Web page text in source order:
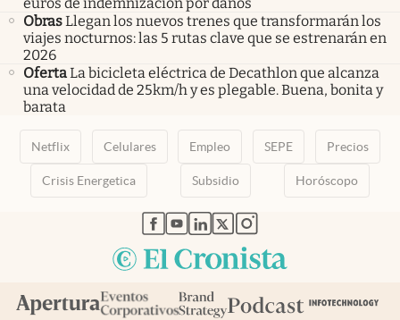
ObrasLlegan los nuevos trenes que transformarán los
viajes nocturnos: las 5 rutas clave que se estrenarán en
2026
OfertaLa bicicleta eléctrica de Decathlon que alcanza
una velocidad de 25km/h y es plegable. Buena, bonita y
barata
Netflix Celulares Empleo SEPE Precios
Crisis Energetica Subsidio Horóscopo
abre en nueva pestaña
abre en nueva pestaña
abre en nueva pestaña
abre en nueva pestaña
abre en nueva pestaña